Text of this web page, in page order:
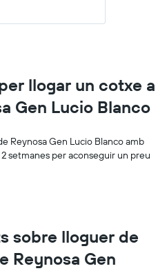
llogar un cotxe a
Gen Lucio Blanco
Reynosa Gen Lucio Blanco amb
setmanes per aconseguir un preu
sobre lloguer de
Reynosa Gen